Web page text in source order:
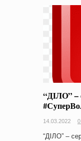
“ДІЛО” –
14.03.2022
“ДІЛО” –